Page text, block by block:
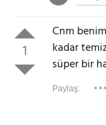
1
Cnm
kadar
süper bir
Paylaş: